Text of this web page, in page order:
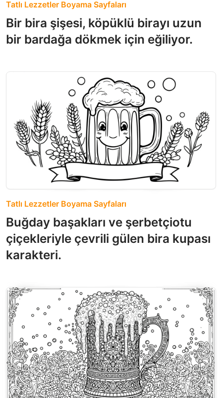
Tatlı Lezzetler Boyama Sayfaları
Bir bira şişesi, köpüklü birayı uzun
bir bardağa dökmek için eğiliyor.
Tatlı Lezzetler Boyama Sayfaları
Buğday başakları ve şerbetçiotu
çiçekleriyle çevrili gülen bira kupası
karakteri.